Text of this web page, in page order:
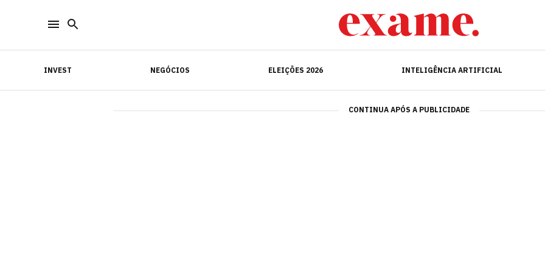
INVEST NEGÓCIOS ELEIÇÕES 2026 INTELIGÊNCIA ARTIFICIAL
INVEST INTELIGÊNCIA ARTIFICIAL
CONTINUA APÓS A PUBLICIDADE